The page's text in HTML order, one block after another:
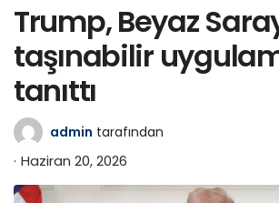
Trump, Beyaz
taşınabilir
tanıttı
admin tarafından
Haziran 20, 2026